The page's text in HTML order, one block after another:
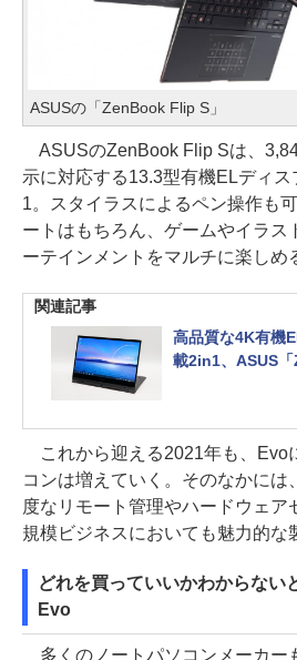
ASUSの「ZenBook Flip S」
ASUSのZenBook Flip Sは、
示に対応する13.3型有機ELディ
1。スタイラスによるペン操作も
ートはもちろん、ゲームやイラス
ーテインメントをマルチに楽しめ
関連記事
高品質な4K有機
載2in1、ASUS
これから迎える2021年も、Evo
コンは増えていく。そのなかには
度なリモート管理やハードウェア
規模ビジネスにおいても魅力的な
どれを買っていいかわからない
Evo
多くのノートパソコンメーカー